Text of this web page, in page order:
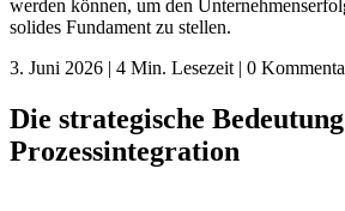
werden können, um den
solides Fundament zu stellen.
3. Juni 2026 | 4 Min. Lesezeit | 0
Die strategische
Prozessintegration